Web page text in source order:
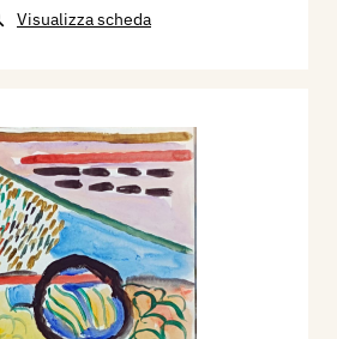
Visualizza scheda